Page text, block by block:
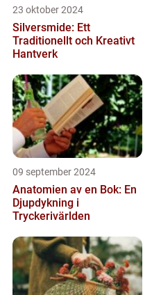
23 oktober 2024
Silversmide: Ett
Traditionellt och Kreativt
Hantverk
09 september 2024
Anatomien av en Bok: En
Djupdykning i
Tryckerivärlden